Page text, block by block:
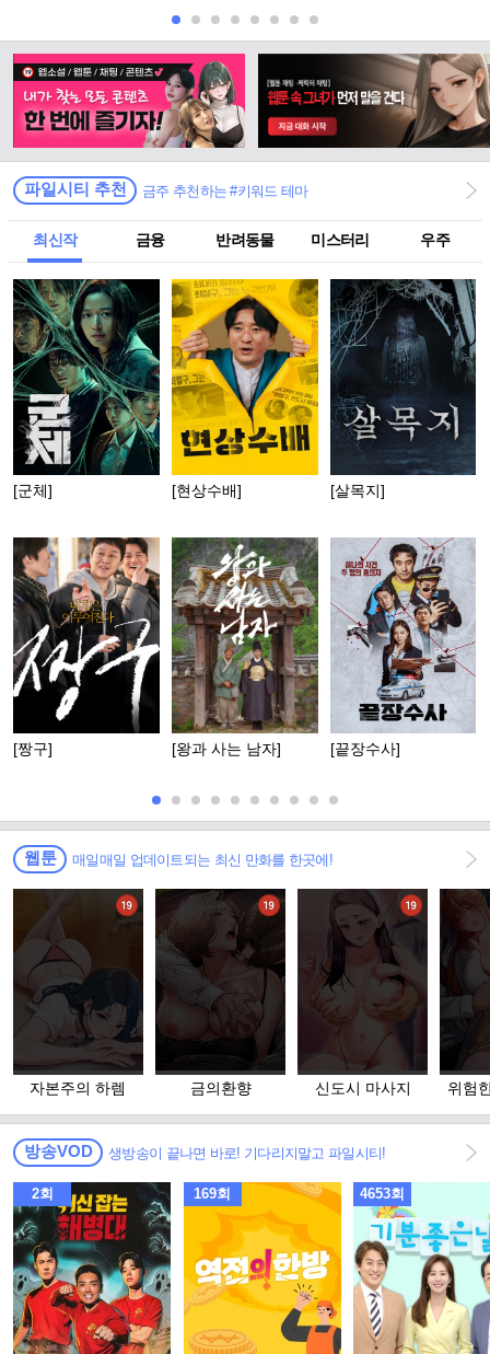
파일시티 추천 금주 추천하는 #키워드 테마
최신작 금융 반려동물 미스터리 우주
[군체] [현상수배] [살목지]
[짱구] [왕과 사는 남자] [끝장수사]
웹툰 매일매일 업데이트되는 최신 만화를 한곳에!
자본주의 하렘 금의환향 신도시 마사지
위험
방송VOD 생방송이 끝나면 바로! 기다리지말고 파일시티!
2회 169회 4653회